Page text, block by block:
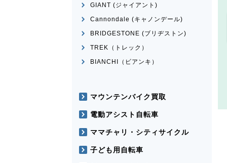
GIANT (ジャイアント)
Cannondale (キャノンデール)
BRIDGESTONE (ブリヂストン)
TREK（トレック）
BIANCHI（ビアンキ）
マウンテンバイク買取
電動アシスト自転車
ママチャリ・シティサイクル
子ども用自転車